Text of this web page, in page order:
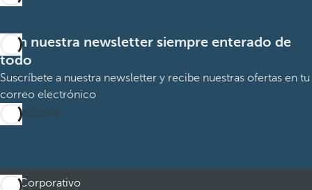
Con nuestra newsletter siempre enterado de
todo
Suscríbete a nuestra newsletter y recibe nuestras ofertas en tu
correo electrónico
Suscribirme
Corporativo